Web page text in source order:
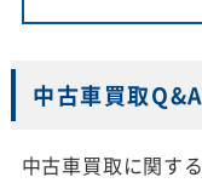
中古車買取Q&A
中古車買取に関す